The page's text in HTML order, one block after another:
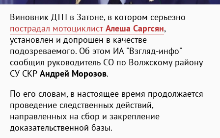
Виновник ДТП в Затоне, в котором серьезно
пострадал мотоциклистАлеша Саргсян,
установлен и допрошен в качестве
подозреваемого. Об этом ИА "Взгляд-инфо"
сообщил руководитель СО по Волжскому району
СУ СКР Андрей Морозов.
По его словам, в настоящее время продолжается
проведение следственных действий,
направленных на сбор и закрепление
доказательственной базы.